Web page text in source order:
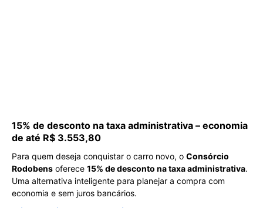
15% de desconto na taxa administrativa – economia
de até R$ 3.553,80
Para quem deseja conquistar o carro novo, o Consórcio
Rodobens oferece 15% de desconto na taxa administrativa.
Uma alternativa inteligente para planejar a compra com
economia e sem juros bancários.